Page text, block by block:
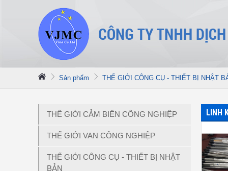
Sản phẩm THẾ GIỚI CÔNG CỤ - THIẾT BỊ NHẬT
THẾ GIỚI CẢM BIẾN CÔNG NGHIỆP
THẾ GIỚI VAN CÔNG NGHIỆP
THẾ GIỚI CÔNG CỤ - THIẾT BỊ NHẬT
BẢN
LINH